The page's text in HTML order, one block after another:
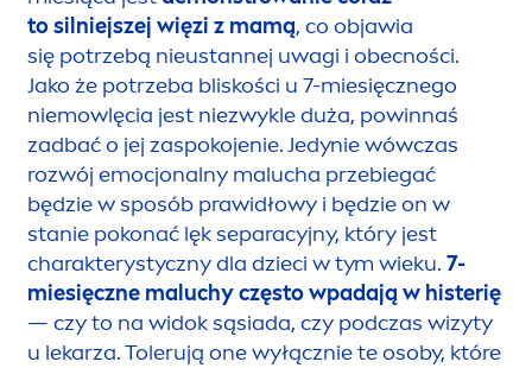
to silniejszej więzi z mamą, co objawia
się potrzebą nieustannej uwagi i obecności.
Jako że potrzeba bliskości u 7-miesięcznego
niemowlęcia jest niezwykle duża, powinnaś
zadbać o jej zaspokojenie. Jedynie wówczas
rozwój emocjonalny malucha przebiegać
będzie w sposób prawidłowy i będzie on w
stanie pokonać lęk separacyjny, który jest
charakterystyczny dla dzieci w tym wieku. 7-
miesięczne maluchy często wpadają w histerię
— czy to na widok sąsiada, czy podczas wizyty
u lekarza. Tolerują one wyłącznie te osoby, które